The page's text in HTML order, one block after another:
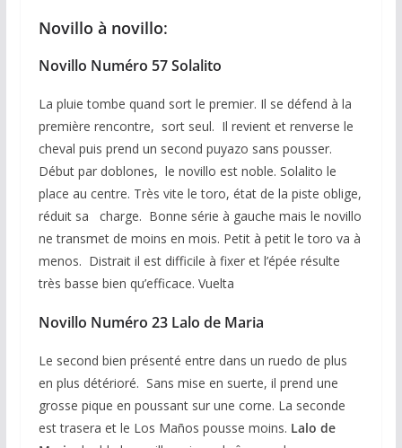
Novillo à novillo:
Novillo Numéro 57 Solalito
La pluie tombe quand sort le premier. Il se défend à la
première rencontre, sort seul. Il revient et renverse le
cheval puis prend un second puyazo sans pousser.
Début par doblones, le novillo est noble. Solalito le
place au centre. Très vite le toro, état de la piste oblige,
réduit sa charge. Bonne série à gauche mais le novillo
ne transmet de moins en mois. Petit à petit le toro va à
menos. Distrait il est difficile à fixer et l’épée résulte
très basse bien qu’efficace. Vuelta
Novillo Numéro 23 Lalo de Maria
Le second bien présenté entre dans un ruedo de plus
en plus détérioré. Sans mise en suerte, il prend une
grosse pique en poussant sur une corne. La seconde
est trasera et le Los Maños pousse moins. Lalo de